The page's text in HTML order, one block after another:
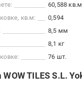
60,588 кв.м
кв.м:
0,594
8,5 мм
8,1 кг
76 шт.
TILES S.L.